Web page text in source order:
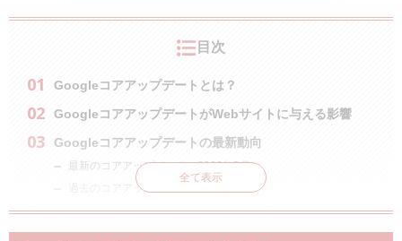
目次
Googleコアアップデートとは？
GoogleコアアップデートがWebサイトに与える影響
Googleコアアップデートの最新動向
最新のコアアップデート（2026年5月）
過去のコアアップデート
Googleコアアップデートで順位が下落したらどうすれば
全て表示